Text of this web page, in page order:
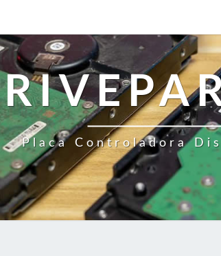
Placa Controladora